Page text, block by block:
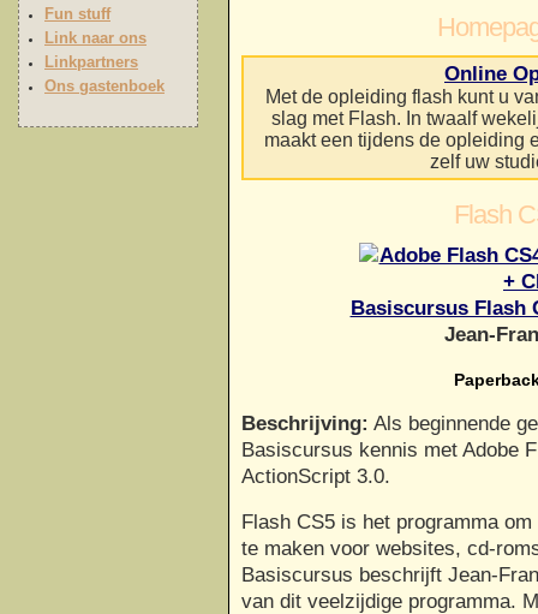
Online
Met de opleiding flash kunt u
slag met Flash. In twaalf
maakt een tijdens de opleiding
zelf uw
Flash
Basiscursus Flash
Jean-
Beschrijving: Als beginnende
Basiscursus kennis met Adobe
ActionScript 3.0.
Flash CS5 is het programma
te maken voor websites, cd-
Basiscursus beschrijft Jean-
van dit veelzijdige programma.
Fun stuff
Link naar ons
Linkpartners
Ons gastenboek